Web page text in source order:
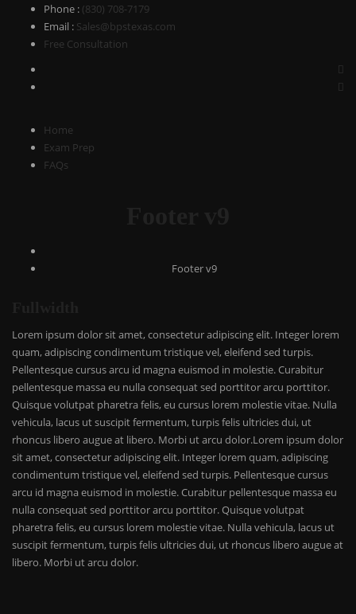
Phone : (830) 708-7179
Email : Sales@bpstexas.com
Free Consultation
Home
Exam Prep
FAQs
Footer v9
Lorem ipsum dolor sit amet, consectetur adipiscing elit. Integer lorem
quam, adipiscing condimentum tristique vel, eleifend sed turpis.
Pellentesque cursus arcu id magna euismod in molestie. Curabitur
pellentesque massa eu nulla consequat sed porttitor arcu porttitor.
Quisque volutpat pharetra felis, eu cursus lorem molestie vitae. Nulla
vehicula, lacus ut suscipit fermentum, turpis felis ultricies dui, ut
rhoncus libero augue at libero. Morbi ut arcu dolor.Lorem ipsum dolor
sit amet, consectetur adipiscing elit. Integer lorem quam, adipiscing
condimentum tristique vel, eleifend sed turpis. Pellentesque cursus
arcu id magna euismod in molestie. Curabitur pellentesque massa eu
nulla consequat sed porttitor arcu porttitor. Quisque volutpat
pharetra felis, eu cursus lorem molestie vitae. Nulla vehicula, lacus ut
suscipit fermentum, turpis felis ultricies dui, ut rhoncus libero augue at
libero. Morbi ut arcu dolor.